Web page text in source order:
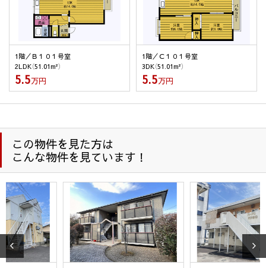
(6) 個人情報保護のため、当社が以前から保有しています個人
情報の利用にあたっては、本人の同意を得たうえでご利用
させて頂きます。
(7) 防犯のための監視カメラの画像
(8) 名刺交換などで取得した取引先様の個人情報は、業務連
絡・業務依頼・業務に関連する情報提供のために使用しま
す。
のため利用します。
２．個人情報の委託
当社は、1項(1)～(9)の利用目的・業務を履行する為、外部業者
に委託することがあります。この場合、契約等で個人情報の安
全管理に努めます。
３．個人情報の第三者提供
当社が保有する個人情報については、上記1.の利用目的達成の
1階／Ｂ１０１号室
2LDK（51.01m²）
5.5万円
1階／Ｃ１０１号室
3DK（51.01m²）
5.5万円
この物件を見た方は
こんな物件を見ています！